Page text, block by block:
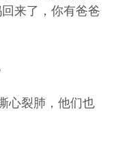
来了，你有爸爸
心裂肺，他们也